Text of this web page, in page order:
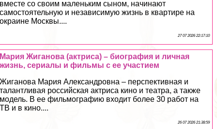
вместе со своим маленьким сыном, начинают
самостоятельную и независимую жизнь в квартире на
окраине Москвы....
27 07 2026 22:17:10
Мария Жиганова (актриса) – биография и личная
жизнь, сериалы и фильмы с ее участием
Жиганова Мария Александровна – перспективная и
талантливая российская актриса кино и театра, а также
модель. В ее фильмографию входит более 30 работ на
ТВ и в кино....
26 07 2026 21:38:59